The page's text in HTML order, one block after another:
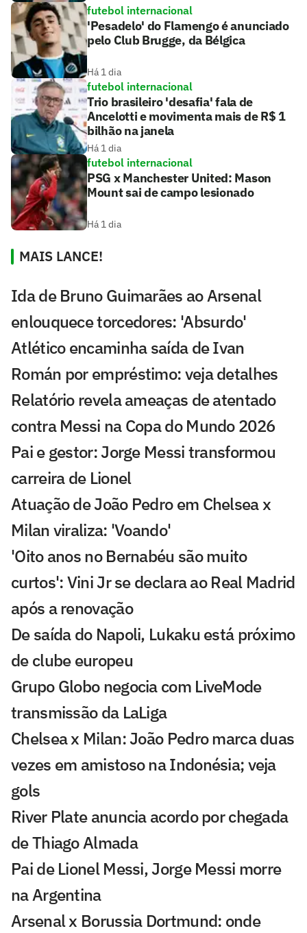
futebol internacional
'Pesadelo' do Flamengo é anunciado
pelo Club Brugge, da Bélgica
Há 1 dia
futebol internacional
Trio brasileiro 'desafia' fala de
Ancelotti e movimenta mais de R$ 1
bilhão na janela
Há 1 dia
futebol internacional
PSG x Manchester United: Mason
Mount sai de campo lesionado
Há 1 dia
MAIS LANCE!
Ida de Bruno Guimarães ao Arsenal
enlouquece torcedores: 'Absurdo'
Atlético encaminha saída de Ivan
Román por empréstimo: veja detalhes
Relatório revela ameaças de atentado
contra Messi na Copa do Mundo 2026
Pai e gestor: Jorge Messi transformou
carreira de Lionel
Atuação de João Pedro em Chelsea x
Milan viraliza: 'Voando'
'Oito anos no Bernabéu são muito
curtos': Vini Jr se declara ao Real Madrid
após a renovação
De saída do Napoli, Lukaku está próximo
de clube europeu
Grupo Globo negocia com LiveMode
transmissão da LaLiga
Chelsea x Milan: João Pedro marca duas
vezes em amistoso na Indonésia; veja
gols
River Plate anuncia acordo por chegada
de Thiago Almada
Pai de Lionel Messi, Jorge Messi morre
na Argentina
Arsenal x Borussia Dortmund: onde